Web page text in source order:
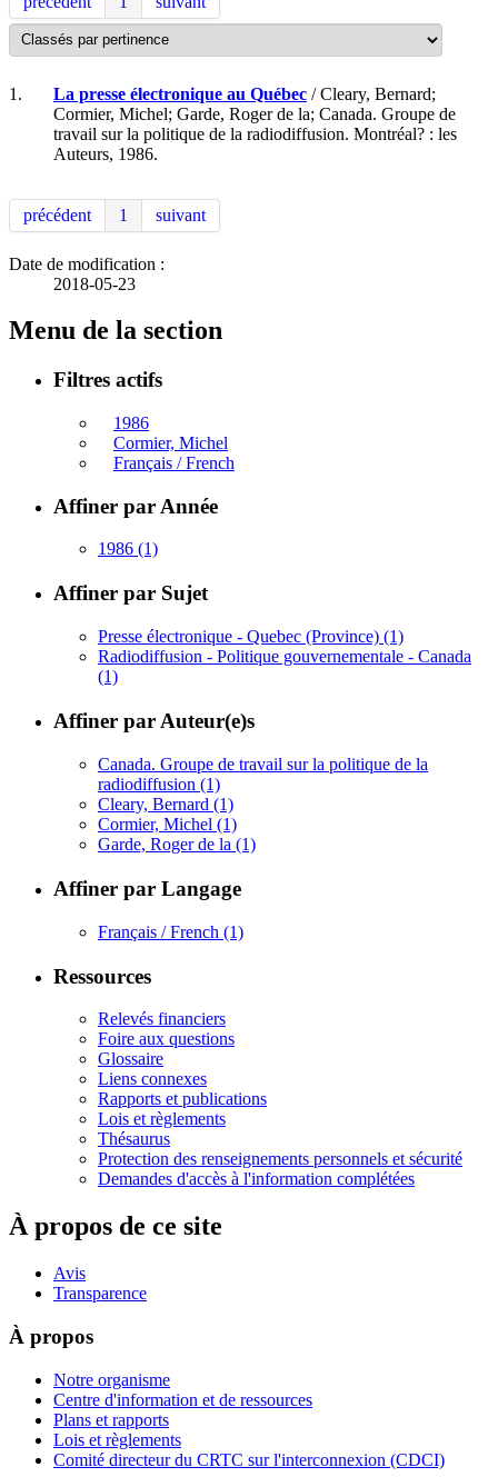
1. La presse électronique au Québec / Cleary, Bernard;
Cormier, Michel; Garde, Roger de la; Canada. Groupe de
travail sur la politique de la radiodiffusion. Montréal? : les
Auteurs, 1986.
précédent 1 suivant
Date de modification :
2018-05-23
Menu de la section
Filtres actifs
1986
Cormier, Michel
Français / French
Affiner par Année
1986 (1)
Affiner par Sujet
Presse électronique - Quebec (Province) (1)
Radiodiffusion - Politique gouvernementale - Canada
(1)
Affiner par Auteur(e)s
Canada. Groupe de travail sur la politique de la
radiodiffusion (1)
Cleary, Bernard (1)
Cormier, Michel (1)
Garde, Roger de la (1)
Affiner par Langage
Français / French (1)
Ressources
Relevés financiers
Foire aux questions
Glossaire
Liens connexes
Rapports et publications
Lois et règlements
Thésaurus
Protection des renseignements personnels et sécurité
Demandes d'accès à l'information complétées
À propos de ce site
Avis
Transparence
À propos
Notre organisme
Centre d'information et de ressources
Plans et rapports
Lois et règlements
Comité directeur du CRTC sur l'interconnexion (CDCI)